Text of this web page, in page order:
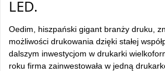
LED.
Oedim, hiszpański gigant branży druku,
możliwości drukowania dzięki stałej
dalszym inwestycjom w drukarki
roku firma zainwestowała w jedną